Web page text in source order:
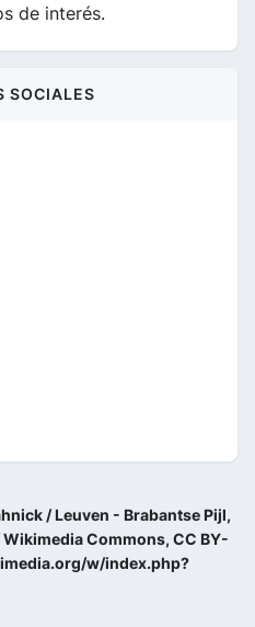
de interés.
SOCIALES
/ Leuven - Brabantse Pijl,
Commons, CC BY-
w/index.php?